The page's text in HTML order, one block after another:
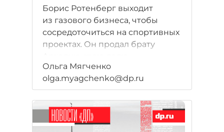
Борис Ротенберг выходит
из газового бизнеса, чтобы
сосредоточиться на спортивных
проектах. Он продал брату
в петербургском
"Ленгазспецстрое" и еще в
нескольких компаниях.
Ольга Мягченко
olga.myagchenko@dp.ru